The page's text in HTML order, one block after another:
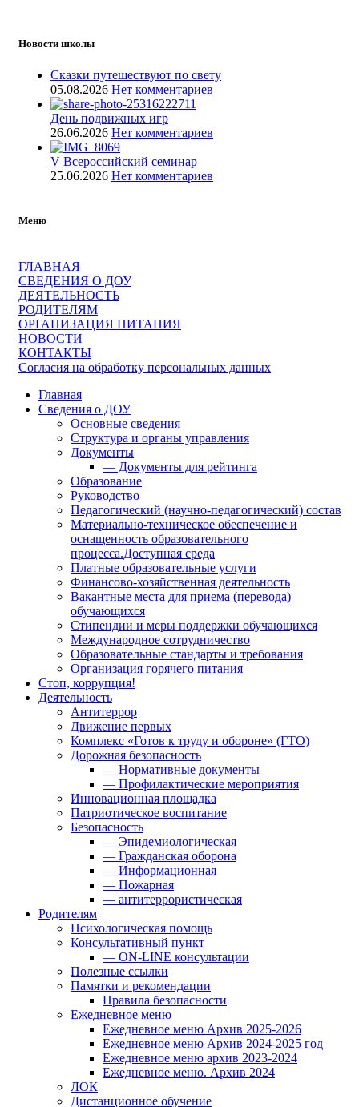
Новости школы
Сказки путешествуют по свету
05.08.2026 Нет комментариев
День подвижных игр
26.06.2026 Нет комментариев
V Всероссийский семинар
25.06.2026 Нет комментариев
Меню
ГЛАВНАЯ
СВЕДЕНИЯ О ДОУ
ДЕЯТЕЛЬНОСТЬ
РОДИТЕЛЯМ
ОРГАНИЗАЦИЯ ПИТАНИЯ
НОВОСТИ
КОНТАКТЫ
Согласия на обработку персональных данных
Главная
Сведения о ДОУ
Основные сведения
Структура и органы управления
Документы
— Документы для рейтинга
Образование
Руководство
Педагогический (научно-педагогический) состав
Материально-техническое обеспечение и
оснащенность образовательного
процесса.Доступная среда
Платные образовательные услуги
Финансово-хозяйственная деятельность
Вакантные места для приема (перевода)
обучающихся
Стипендии и меры поддержки обучающихся
Международное сотрудничество
Образовательные стандарты и требования
Организация горячего питания
Стоп, коррупция!
Деятельность
Антитеррор
Движение первых
Комплекс «Готов к труду и обороне» (ГТО)
Дорожная безопасность
— Нормативные документы
— Профилактические мероприятия
Инновационная площадка
Патриотическое воспитание
Безопасность
— Эпидемиологическая
— Гражданская оборона
— Информационная
— Пожарная
— антитеррористическая
Родителям
Психологическая помощь
Консультативный пункт
— ON-LINE консультации
Полезные ссылки
Памятки и рекомендации
Правила безопасности
Ежедневное меню
Ежедневное меню Архив 2025-2026
Ежедневное меню Архив 2024-2025 год
Ежедневное меню архив 2023-2024
Ежедневное меню. Архив 2024
ЛОК
Дистанционное обучение